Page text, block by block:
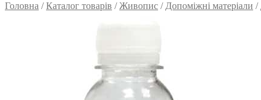
Головна /Каталог товарів /Живопис / Допоміжні матеріали /